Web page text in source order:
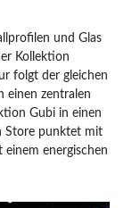
und Glas
Kollektion
folgt der gleichen
einen zentralen
Gubi in einen
Store punktet mit
energischen